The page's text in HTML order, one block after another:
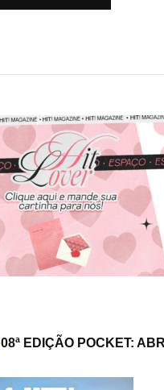
08ª EDIÇÃO POCKET: